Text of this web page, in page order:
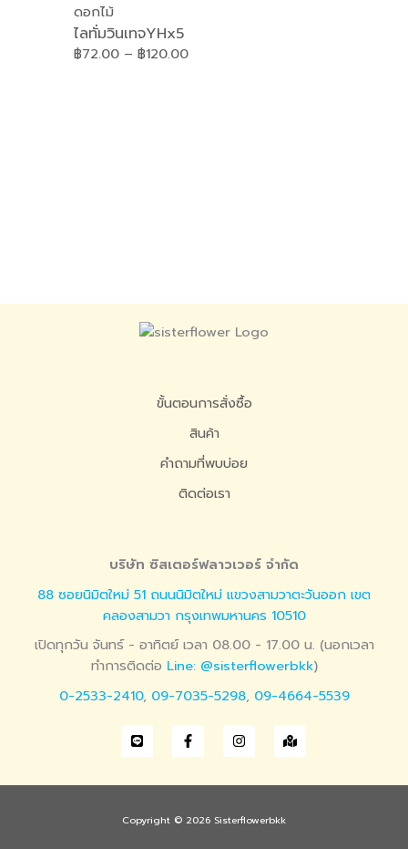
ดอกไม้
ไลทั่มวินเทจYHx5
฿72.00 – ฿120.00
ขั้นตอนการสั่งซื้อ
สินค้า
คำถามที่พบบ่อย
ติดต่อเรา
บริษัท ซิสเตอร์ฟลาวเวอร์ จำกัด
88 ซอยนิมิตใหม่ 51 ถนนนิมิตใหม่ แขวงสามวาตะวันออก เขต
คลองสามวา กรุงเทพมหานคร 10510
เปิดทุกวัน จันทร์ - อาทิตย์ เวลา 08.00 - 17.00 น. (นอกเวลา
ทำการติดต่อ Line: @sisterflowerbkk)
0-2533-2410, 09-7035-5298, 09-4664-5539
Copyright © 2026 Sisterflowerbkk